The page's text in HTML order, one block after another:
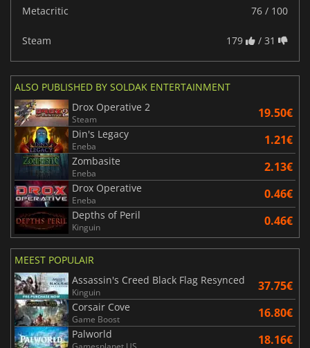
Metacritic
76 / 100
Steam 179 / 31
ALSO PUBLISHED BY SOLDAK ENTERTAINMENT
Drox Operative 2
Steam 19.50€
Din's Legacy
Eneba 1.21€
Zombasite
Eneba 2.13€
Drox Operative
Eneba 0.46€
Depths of Peril
Kinguin 0.46€
MEEST POPULAIR
Assassin's Creed Black Flag Resynced
Kinguin 37.75€
Corsair Cove
Game Boost 16.80€
Palworld 18.16€